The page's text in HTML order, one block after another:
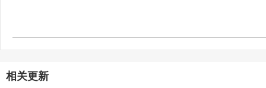
相关更新